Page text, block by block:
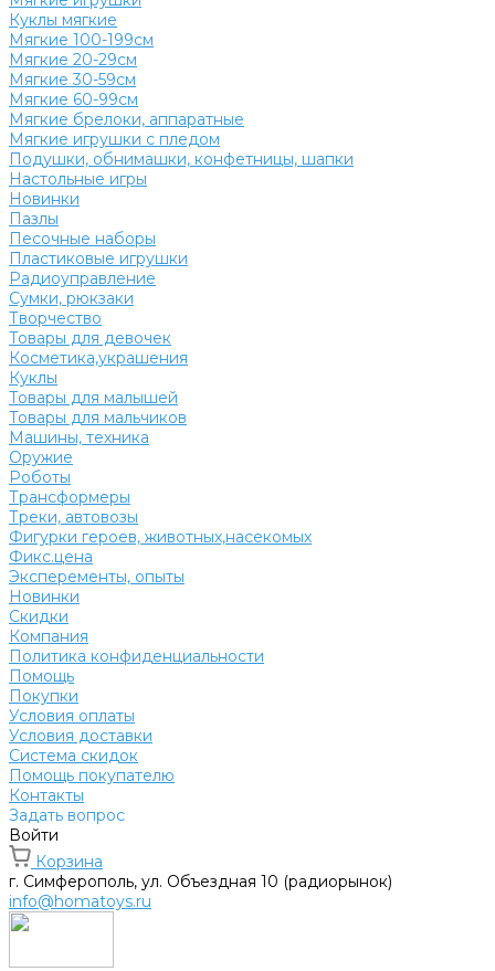
Куклы мягкие
Мягкие 100-199см
Мягкие 20-29см
Мягкие 30-59см
Мягкие 60-99см
Мягкие брелоки, аппаратные
Мягкие игрушки с пледом
Подушки, обнимашки, конфетницы, шапки
Настольные игры
Новинки
Пазлы
Песочные наборы
Пластиковые игрушки
Радиоуправление
Сумки, рюкзаки
Творчество
Товары для девочек
Косметика,украшения
Куклы
Товары для малышей
Товары для мальчиков
Машины, техника
Оружие
Роботы
Трансформеры
Треки, автовозы
Фигурки героев, животных,насекомых
Фикс.цена
Эксперементы, опыты
Новинки
Скидки
Компания
Политика конфиденциальности
Помощь
Покупки
Условия оплаты
Условия доставки
Система скидок
Помощь покупателю
Контакты
Задать вопрос
Войти
Корзина
г. Симферополь, ул. Объездная 10 (радиорынок)
info@homatoys.ru